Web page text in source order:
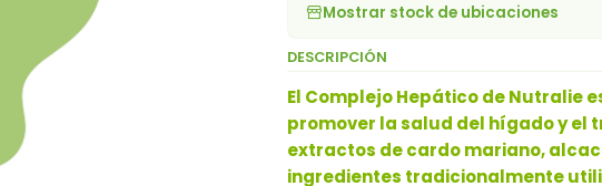
Mostrar stock de ubicaciones
DESCRIPCIÓN
El Complejo Hepático de Nutralie
promover la salud del hígado y el
extractos de cardo mariano,
ingredientes tradicionalmente